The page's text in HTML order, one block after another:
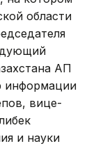
области
АП
информации
вице-
и науки